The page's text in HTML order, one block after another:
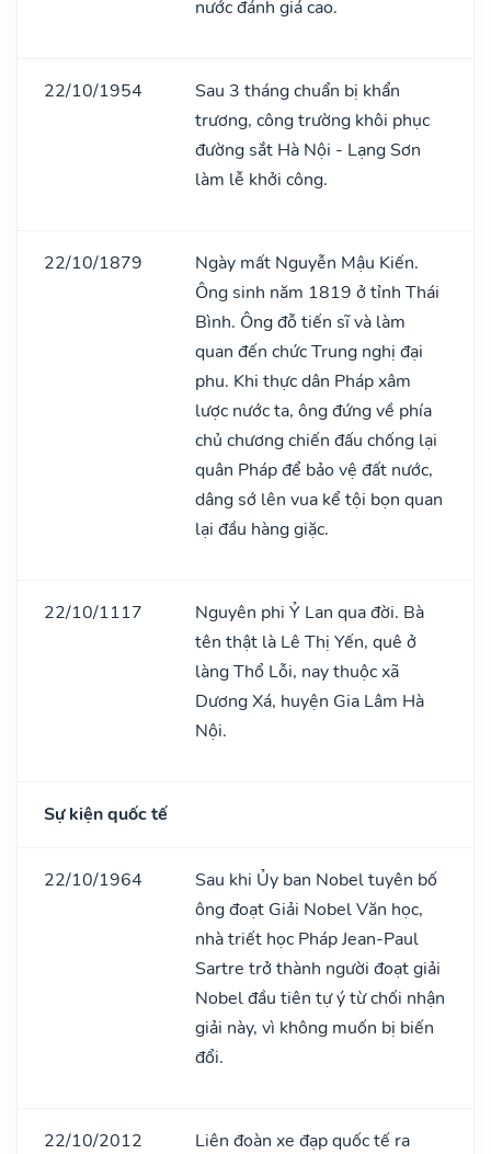
nước đánh giá cao.
22/10/1954
Sau 3 tháng chuẩn bị khẩn
trương, công trường khôi phục
đường sắt Hà Nội - Lạng Sơn
làm lễ khởi công.
22/10/1879
Ngày mất Nguyễn Mậu Kiến.
Ông sinh năm 1819 ở tỉnh Thái
Bình. Ông đỗ tiến sĩ và làm
quan đến chức Trung nghị đại
phu. Khi thực dân Pháp xâm
lược nước ta, ông đứng về phía
chủ chương chiến đấu chống lại
quân Pháp để bảo vệ đất nước,
dâng sớ lên vua kể tội bọn quan
lại đầu hàng giặc.
22/10/1117
Nguyên phi Ỷ Lan qua đời. Bà
tên thật là Lê Thị Yến, quê ở
làng Thổ Lỗi, nay thuộc xã
Dương Xá, huyện Gia Lâm Hà
Nội.
Sự kiện quốc tế
22/10/1964
Sau khi Ủy ban Nobel tuyên bố
ông đoạt Giải Nobel Văn học,
nhà triết học Pháp Jean-Paul
Sartre trở thành người đoạt giải
Nobel đầu tiên tự ý từ chối nhận
giải này, vì không muốn bị biến
đổi.
22/10/2012
Liên đoàn xe đạp quốc tế ra